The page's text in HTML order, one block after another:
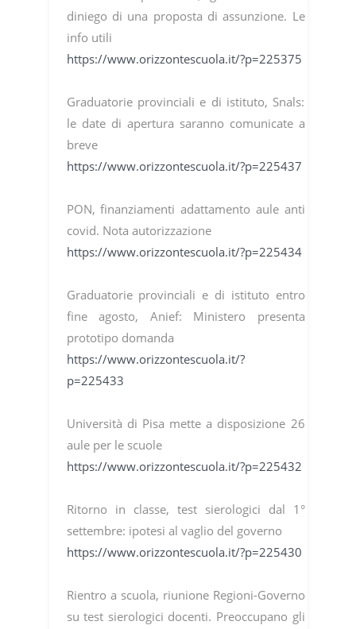
diniego di una proposta di assunzione. Le
info utili
https://www.orizzontescuola.it/?p=225375
Graduatorie provinciali e di istituto, Snals:
le date di apertura saranno comunicate a
breve
https://www.orizzontescuola.it/?p=225437
PON, finanziamenti adattamento aule anti
covid. Nota autorizzazione
https://www.orizzontescuola.it/?p=225434
Graduatorie provinciali e di istituto entro
fine agosto, Anief: Ministero presenta
prototipo domanda
https://www.orizzontescuola.it/?
p=225433
Università di Pisa mette a disposizione 26
aule per le scuole
https://www.orizzontescuola.it/?p=225432
Ritorno in classe, test sierologici dal 1°
settembre: ipotesi al vaglio del governo
https://www.orizzontescuola.it/?p=225430
Rientro a scuola, riunione Regioni-Governo
su test sierologici docenti. Preoccupano gli